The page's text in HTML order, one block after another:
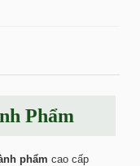
Phẩm
phẩm cao cấp